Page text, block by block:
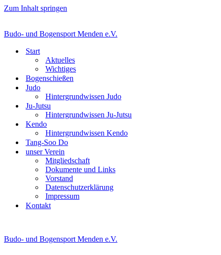
Zum Inhalt springen
Budo- und Bogensport Menden e.V.
Start
Aktuelles
Wichtiges
Bogenschießen
Judo
Hintergrundwissen Judo
Ju-Jutsu
Hintergrundwissen Ju-Jutsu
Kendo
Hintergrundwissen Kendo
Tang-Soo Do
unser Verein
Mitgliedschaft
Dokumente und Links
Vorstand
Datenschutzerklärung
Impressum
Kontakt
Budo- und Bogensport Menden e.V.